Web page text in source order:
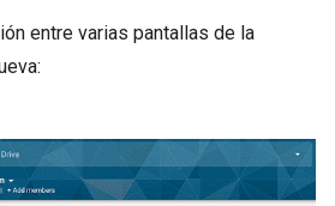
entre varias pantallas de la